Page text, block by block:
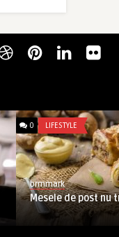
0 LIFESTYLE
brmmark
Mesele de post nu